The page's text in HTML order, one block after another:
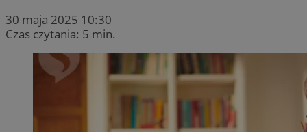
30 maja 2025 10:30
Czas czytania: 5 min.